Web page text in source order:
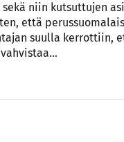
sekä niin kutsuttujen
että
suulla kerrottiin,